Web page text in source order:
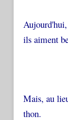
ils aiment
Mais, au
thon.